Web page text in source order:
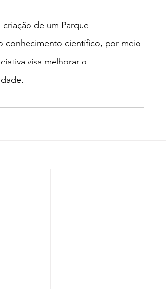
de um Parque
conhecimento científico, por meio
visa melhorar o